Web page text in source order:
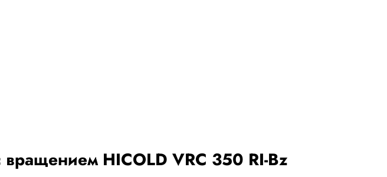
вращением HICOLD VRC 350 RI-Bz